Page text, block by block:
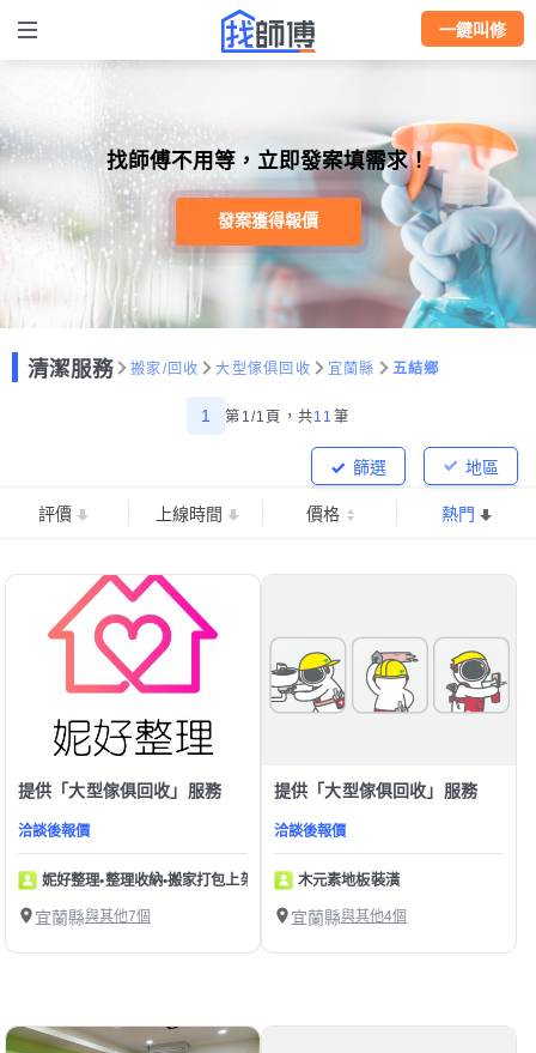
一鍵叫修
找師傅不用等，立即發案填需求！
發案獲得報價
清潔服務 搬家/回收 大型傢俱回收 宜蘭縣 五結鄉
1 第1/1頁， 共11 筆
地區
篩選
評價 上線時間 價格 熱門
提供「大型傢俱回收」服務
洽談後報價
妮好整理•整理收納•搬家打包上架
宜蘭縣與其他7個
提供「大型傢俱回收」服務
洽談後報價
木元素地板裝潢
宜蘭縣與其他4個